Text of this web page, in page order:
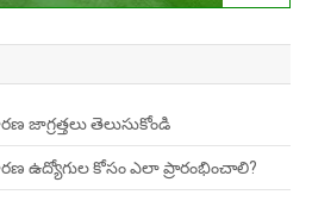
జాగ్రత్తలు తెలుసుకోండి
ఉద్యోగుల కోసం ఎలా ప్రారంభించాలి?